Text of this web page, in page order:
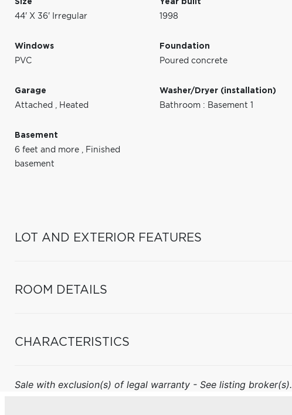
Size
44' X 36' Irregular
Year built
1998
Windows
PVC
Foundation
Poured concrete
Garage
Attached , Heated
Washer/Dryer (installation)
Bathroom : Basement 1
Basement
6 feet and more , Finished
basement
LOT AND EXTERIOR FEATURES
ROOM DETAILS
CHARACTERISTICS
Sale with exclusion(s) of legal warranty - See listing broker(s).